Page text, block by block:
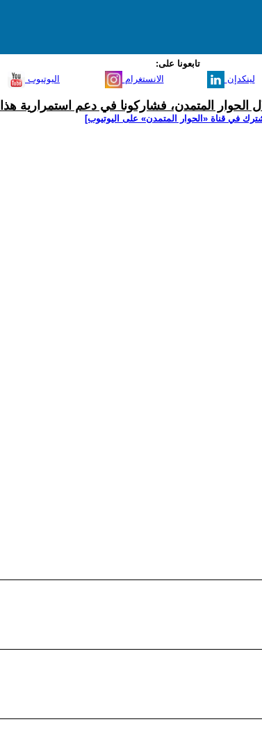
تابعونا على:
اليوتيوب الانستغرام لينكدإن
الحوار المتمدن، فشاركونا في دعم استمرارية
في قناة ‫«الحوار المتمدن» على اليوتيوب]